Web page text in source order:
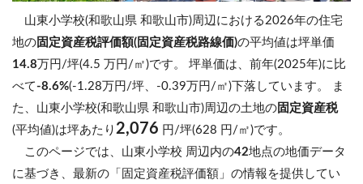
山東小学校(和歌山県 和歌山市)周辺における2026年の住宅
地の 固定資産税評価額(固定資産税路線価)の平均値は坪単価
14.8万円/坪(4.5 万円/㎡)です。 坪単価は、前年(2025年)に比
べて-8.6%(-1.28万円/坪、-0.39万円/㎡)下落しています。
ま
た、山東小学校(和歌山県 和歌山市)周辺の土地の 固定資産税
(平均値)は坪あたり 2,076 円/坪(628 円/㎡)です。
このページでは、山東小学校 周辺内の42地点の地価データ
に基づき、最新の「固定資産税評価額」の情報を提供してい